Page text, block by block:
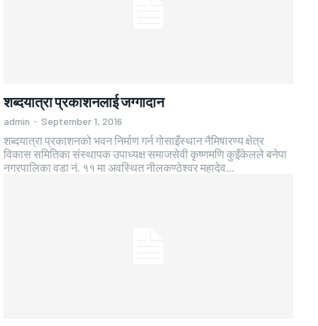
शब्दयात्रा प्रकाशनलाई जग्गादान
admin - September 1, 2016
शब्दयात्रा प्रकाशनको भवन निर्माण गर्न गोसाइँस्थान नैमिषारण्य क्षेत्र
विकास समितिका संस्थापक उपाध्यक्ष समाजसेवी कृष्णमणि कुइँकेलले बनेपा
नगरपालिका वडा नं. ११ मा अवस्थित नीलकण्ठेश्वर महादेव...